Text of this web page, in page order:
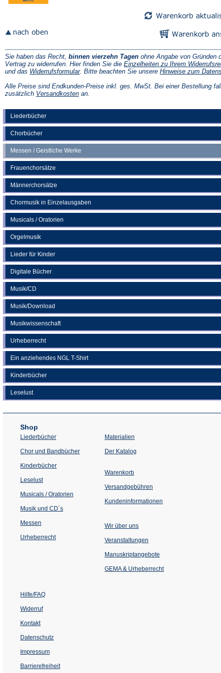
Liederbücher
Chorbücher
Messen / Geistliche Werke
Frauenchorsätze
Männerchorsätze
Chormusik in Einzelausgaben
Musicals / Oratorien
Orgelmusik
Lieder für Kinder
Digitale Bücher
Musik/CD
Musik/Download
Musikwissenschaft
Urheberrecht
Ein anziehendes NGL T-Shirt
Kinderbücher
Leselust
Sie haben das Recht, binnen vierzehn Tagen ohne Angabe von Gründen
Vertrag zu widerrufen. Hier finden Sie die Einzelheiten zu Ihrem
und das Widerrufsformular(Öffnet
einem
neuen
. Bitte beachten Sie unsere Hinweise zum
Alle Preise sind Endkunden-Preise inkl. ges. MwSt. Bei einer Bestellung
zusätzlich Versandkosten(Öffnet
an.
Shop
Liederbücher
Chor und Bandbücher
Kinderbücher
Leselust
Musicals / Oratorien
Musik und CD´s
Messen
Urheberrecht
Materialien
Der Katalog
Warenkorb
Versandgebühren
Kundeninformationen
Wir über uns
Veranstaltungen
einem
Tab)
Manuskriptangebote
GEMA & Urheberrecht
Hilfe/FAQ
Widerruf
Kontakt
Datenschutz
Impressum
Barrierefreiheit